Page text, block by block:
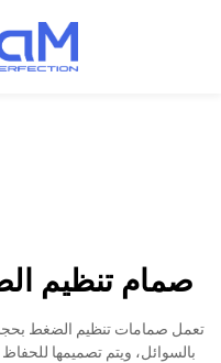
صمام تنظيم
بالسوائل، ويتم تصميمها